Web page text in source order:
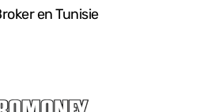
en Tunisie